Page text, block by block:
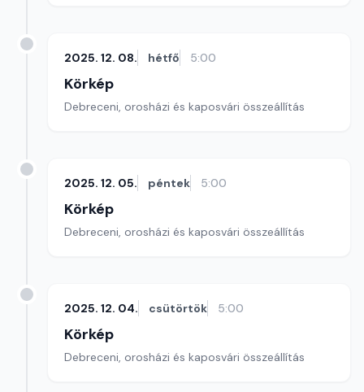
2025. 12. 08. hétfő 5:00
Körkép
Debreceni, orosházi és kaposvári összeállítás
2025. 12. 05. péntek 5:00
Körkép
Debreceni, orosházi és kaposvári összeállítás
2025. 12. 04. csütörtök 5:00
Körkép
Debreceni, orosházi és kaposvári összeállítás